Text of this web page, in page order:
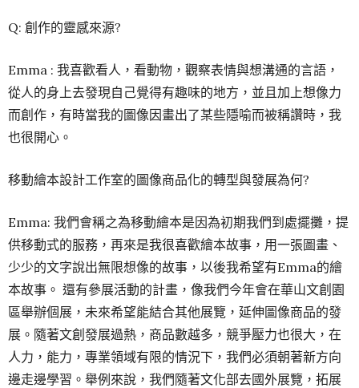
Q: 創作的靈感來源?
Emma : 我喜歡看人，看動物，觀察表情與想溝通的言語，
從人的身上去發現自己覺得有趣味的地方，並且加上想像力
而創作，有時當我的圖像因畫出了某些隱喻而被稱讚時，我
也很開心。
移動繪本設計工作室的圖像商品化的轉型與發展為何?
Emma: 我們會稱之為移動繪本是因為初期我們到處擺攤，提
供移動式的服務，再來是我很喜歡繪本故事，用一張圖畫、
少少的文字說出無限想像的故事，以後我希望有Emma的繪
本故事。 還有參展活動的計畫，像我們今年會在華山文創園
區舉辦個展，未來希望能結合其他展覽，延伸圖像商品的發
展。隨著文創發展過熱，商品數越多，競爭壓力也很大，在
人力，能力，專業領域有限的情況下，我們必須朝著新方向
邊走邊學習。舉例來說，我們隨著文化部去國外展覽，拓展